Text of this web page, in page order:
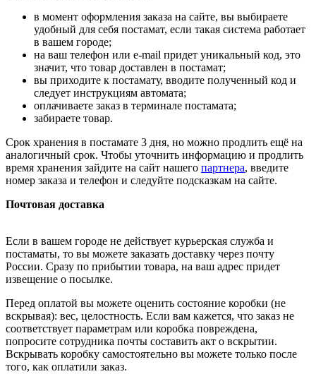
в момент оформления заказа на сайте, вы выбираете
удобный для себя постамат, если такая система работает
в вашем городе;
на ваш телефон или e-mail придет уникальный код, это
значит, что товар доставлен в постамат;
вы приходите к постамату, вводите полученный код и
следует инструкциям автомата;
оплачиваете заказ в терминале постамата;
забираете товар.
Срок хранения в постамате 3 дня, но можно продлить ещё на
аналогичный срок. Чтобы уточнить информацию и продлить
время хранения зайдите на сайт нашего партнера, введите
номер заказа и телефон и следуйте подсказкам на сайте.
Почтовая доставка
Если в вашем городе не действует курьерская служба и
постаматы, то вы можете заказать доставку через почту
России. Сразу по прибытии товара, на ваш адрес придет
извещение о посылке.
Перед оплатой вы можете оценить состояние коробки (не
вскрывая): вес, целостность. Если вам кажется, что заказ не
соответствует параметрам или коробка повреждена,
попросите сотрудника почты составить акт о вскрытии.
Вскрывать коробку самостоятельно вы можете только после
того, как оплатили заказ.